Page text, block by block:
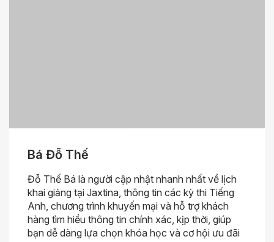
Bá Đỗ Thế
Đỗ Thế Bá là người cập nhật nhanh nhất về lịch
khai giảng tại Jaxtina, thông tin các kỳ thi Tiếng
Anh, chương trình khuyến mại và hỗ trợ khách
hàng tìm hiểu thông tin chính xác, kịp thời, giúp
bạn dễ dàng lựa chọn khóa học và cơ hội ưu đãi